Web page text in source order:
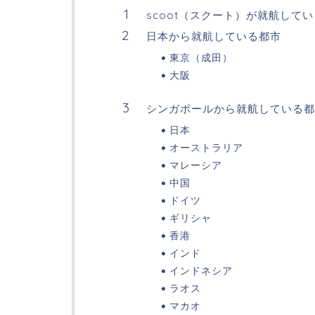
scoot（スクート）が就航して
日本から就航している都市
東京（成田）
大阪
シンガポールから就航している
日本
オーストラリア
マレーシア
中国
ドイツ
ギリシャ
香港
インド
インドネシア
ラオス
マカオ